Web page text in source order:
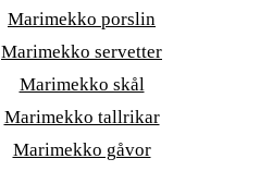
Marimekko porslin
Marimekko servetter
Marimekko skål
Marimekko tallrikar
Marimekko gåvor